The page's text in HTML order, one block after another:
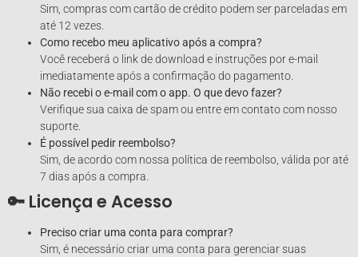
Sim, compras com cartão de crédito podem ser parceladas em
até 12 vezes.
Como recebo meu aplicativo após a compra?
Você receberá o link de download e instruções por e-mail
imediatamente após a confirmação do pagamento.
Não recebi o e-mail com o app. O que devo fazer?
Verifique sua caixa de spam ou entre em contato com nosso
suporte.
É possível pedir reembolso?
Sim, de acordo com nossa política de reembolso, válida por até
7 dias após a compra.
🔑 Licença e Acesso
Preciso criar uma conta para comprar?
Sim, é necessário criar uma conta para gerenciar suas